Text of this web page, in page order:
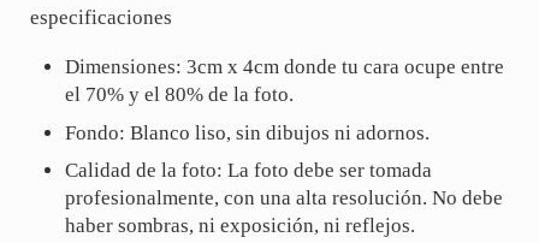
especificaciones
Dimensiones: 3cm x 4cm donde tu cara ocupe entre
el 70% y el 80% de la foto.
Fondo: Blanco liso, sin dibujos ni adornos.
Calidad de la foto: La foto debe ser tomada
profesionalmente, con una alta resolución. No debe
haber sombras, ni exposición, ni reflejos.